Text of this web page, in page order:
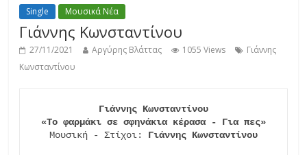
Single Μουσικά Νέα
Γιάννης Κωνσταντίνου
27/11/2021 Αργύρης Βλάττας 1055 Views
Γιάννης
Κωνσταντίνου
Γιάννης Κωνσταντίνου
«Το φαρμάκι σε σφηνάκια κέρασα - Για πες»
Μουσική - Στίχοι: Γιάννης Κωνσταντίνου